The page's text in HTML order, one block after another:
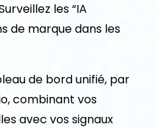
les “IA
de marque dans les
de bord unifié, par
combinant vos
avec vos signaux